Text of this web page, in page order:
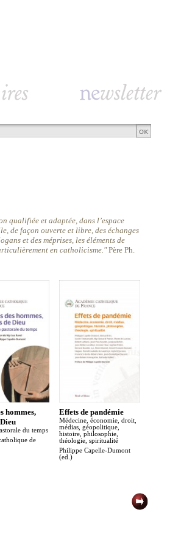
qualifiée et adaptée, dans l’espace
de façon ouverte et libre, des échanges
et des méprises, les éléments de
en catholicisme."Père Ph.
hommes,
du temps
de
Effets de pandémie
Médecine, économie, droit,
médias, géopolitique,
histoire, philosophie,
théologie, spiritualité
Philippe Capelle-Dumont
(ed.)